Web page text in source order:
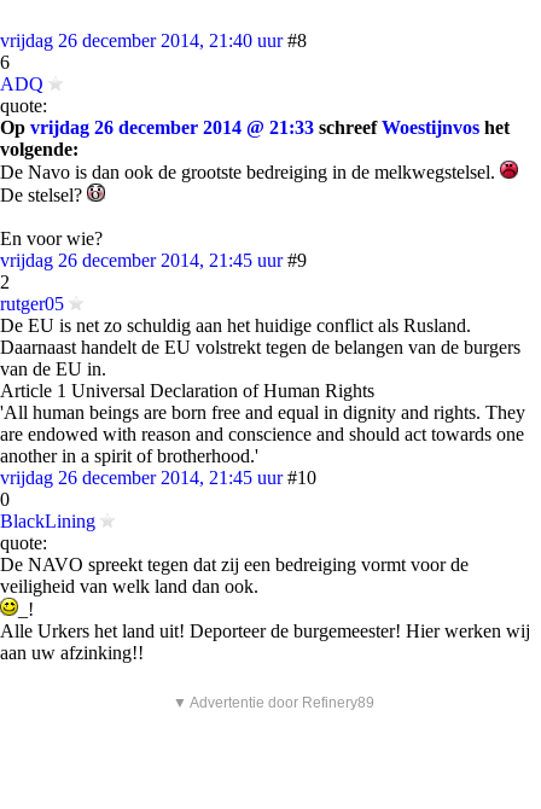
vrijdag 26 december 2014, 21:40 uur #8
6
ADQ
quote:
Op vrijdag 26 december 2014 @ 21:33 schreefWoestijnvos het
volgende:
De Navo is dan ook de grootste bedreiging in de melkwegstelsel.
De stelsel?
En voor wie?
vrijdag 26 december 2014, 21:45 uur #9
2
rutger05
De EU is net zo schuldig aan het huidige conflict als Rusland.
Daarnaast handelt de EU volstrekt tegen de belangen van de burgers
van de EU in.
Article 1 Universal Declaration of Human Rights
'All human beings are born free and equal in dignity and rights. They
are endowed with reason and conscience and should act towards one
another in a spirit of brotherhood.'
vrijdag 26 december 2014, 21:45 uur #10
0
BlackLining
quote:
De NAVO spreekt tegen dat zij een bedreiging vormt voor de
veiligheid van welk land dan ook.
_!
Alle Urkers het land uit! Deporteer de burgemeester! Hier werken wij
aan uw afzinking!!
▼ Advertentie door Refinery89